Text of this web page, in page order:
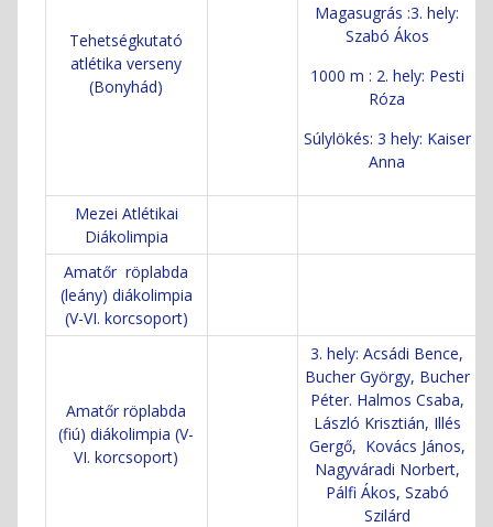
Tehetségkutató
atlétika verseny
(Bonyhád)
Magasugrás :3. hely:
Szabó Ákos
1000 m : 2. hely: Pesti
Róza
Súlylökés: 3 hely: Kaiser
Anna
Mezei Atlétikai
Diákolimpia
Amatőr röplabda
(leány) diákolimpia
(V-VI. korcsoport)
Amatőr röplabda
(fiú) diákolimpia (V-
VI. korcsoport)
3. hely: Acsádi Bence,
Bucher György, Bucher
Péter. Halmos Csaba,
László Krisztián, Illés
Gergő, Kovács János,
Nagyváradi Norbert,
Pálfi Ákos, Szabó
Szilárd